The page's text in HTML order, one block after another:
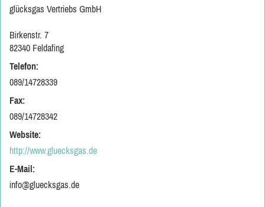
glücksgas Vertriebs GmbH
Birkenstr. 7
82340 Feldafing
Telefon:
089/14728339
Fax:
089/14728342
Website:
http://www.gluecksgas.de
E-Mail:
info@gluecksgas.de